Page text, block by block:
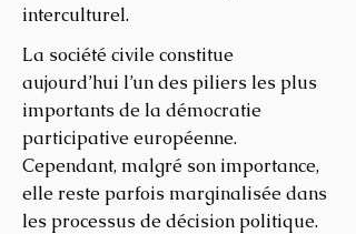
interculturel.
La société civile constitue
aujourd’hui l’un des piliers les plus
importants de la démocratie
participative européenne.
Cependant, malgré son importance,
elle reste parfois marginalisée dans
les processus de décision politique.